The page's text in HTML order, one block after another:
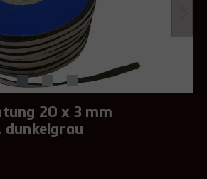
20 x 3 mm
dunkelgrau